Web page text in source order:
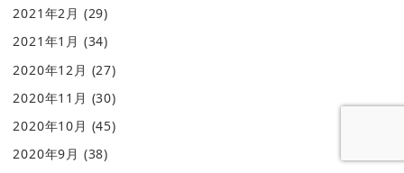
2021年2月 (29)
2021年1月 (34)
2020年12月 (27)
2020年11月 (30)
2020年10月 (45)
2020年9月 (38)